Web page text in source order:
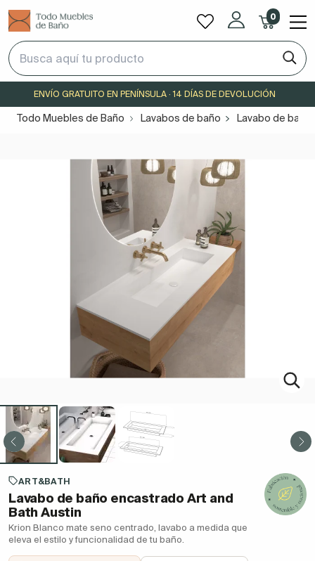
0
ENVÍO GRATUITO EN PENÍNSULA · 14 DÍAS DE DEVOLUCIÓN
Todo Muebles de Baño Lavabos de baño Lavabo de
ART&BATH
Lavabo de baño encastrado Art and
Bath Austin
Krion Blanco mate seno centrado, lavabo a medida que
eleva el estilo y funcionalidad de tu baño.